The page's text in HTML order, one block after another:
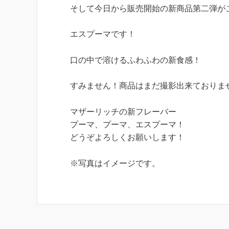
そして今日から販売開始の新商品第二弾が
エスプーマです！
口の中で溶けるふわふわの新食感！
すみません！商品はまだ撮影出来ておりま
マザーリッチの新フレーバー
プーマ、プーマ、エスプーマ！
どうぞよろしくお願いします！
※写真はイメージです。